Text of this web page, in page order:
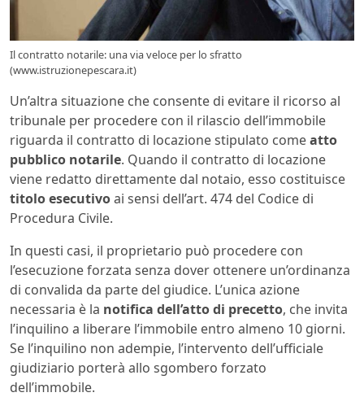
Il contratto notarile: una via veloce per lo sfratto
(www.istruzionepescara.it)
Un’altra situazione che consente di evitare il ricorso al
tribunale per procedere con il rilascio dell’immobile
riguarda il contratto di locazione stipulato comeatto
pubblico notarile. Quando il contratto di locazione
viene redatto direttamente dal notaio, esso costituisce
titolo esecutivoai sensi dell’art. 474 del Codice di
Procedura Civile.
In questi casi, il proprietario può procedere con
l’esecuzione forzata senza dover ottenere un’ordinanza
di convalida da parte del giudice. L’unica azione
necessaria è la notifica dell’atto di precetto, che invita
l’inquilino a liberare l’immobile entro almeno 10 giorni.
Se l’inquilino non adempie, l’intervento dell’ufficiale
giudiziario porterà allo sgombero forzato
dell’immobile.